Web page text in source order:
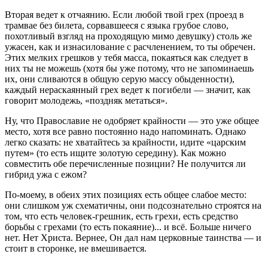
Вторая ведет к отчаянию. Если любой твой грех (проезд в
трамвае без билета, сорвавшееся с языка грубое слово,
похотливый взгляд на проходящую мимо девушку) столь же
ужасен, как и изнасилование с расчленением, то ты обречен.
Этих мелких грешков у тебя масса, покаяться как следует в
них ты не можешь (хотя бы уже потому, что не запоминаешь
их, они сливаются в общую серую массу обыденности),
каждый нераскаянный грех ведет к погибели — значит, как
говорит молодежь, «поздняк метаться».
Ну, что Православие не одобряет крайности — это уже общее
место, хотя все равно постоянно надо напоминать. Однако
легко сказать: не хватайтесь за крайности, идите «царским
путем» (то есть ищите золотую середину). Как можно
совместить обе перечисленные позиции? Не получится ли
гибрид ужа с ежом?
По-моему, в обеих этих позициях есть общее слабое место:
они слишком уж схематичны, они подсознательно строятся на
том, что есть человек-грешник, есть грехи, есть средство
борьбы с грехами (то есть покаяние)... и всё. Больше ничего
нет. Нет Христа. Вернее, Он дал нам церковные таинства — и
стоит в сторонке, не вмешивается.